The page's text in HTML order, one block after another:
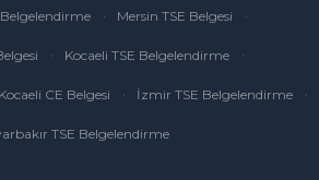
Mersin TSE Belgesi
Kocaeli TSE Belgelendirme
Kocaeli CE Belgesi İzmir TSE Belgelendirme
TSE Belgelendirme